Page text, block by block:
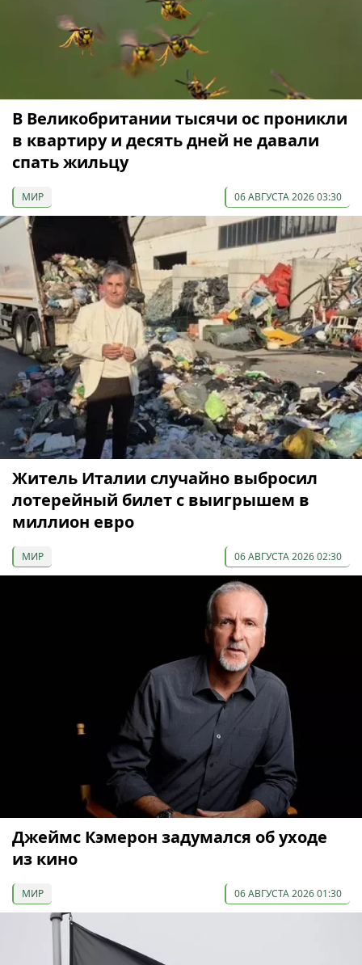
В Великобритании тысячи ос проникли
в квартиру и десять дней не давали
спать жильцу
МИР 06 АВГУСТА 2026 03:30
Житель Италии случайно выбросил
лотерейный билет с выигрышем в
миллион евро
МИР 06 АВГУСТА 2026 02:30
Джеймс Кэмерон задумался об уходе
из кино
МИР 06 АВГУСТА 2026 01:30